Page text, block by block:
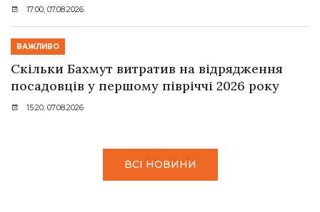
17:00, 07.08.2026
ВАЖЛИВО
Скільки Бахмут витратив на відрядження
посадовців у першому півріччі 2026 року
15:20, 07.08.2026
ВСІ НОВИНИ